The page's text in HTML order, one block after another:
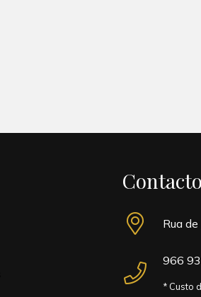
Rua
966
* Custo